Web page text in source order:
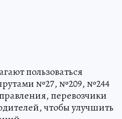
пользоваться
№27, №209, №244
перевозчики
чтобы улучшить